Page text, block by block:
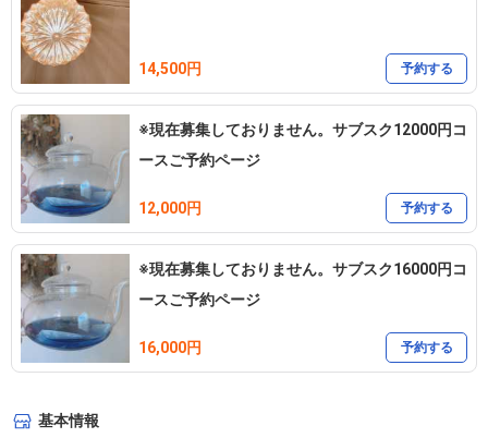
14,500円 予約する
※現在募集しておりません。サブスク12000円コ
ースご予約ページ
12,000円 予約する
※現在募集しておりません。サブスク16000円コ
ースご予約ページ
16,000円 予約する
基本情報